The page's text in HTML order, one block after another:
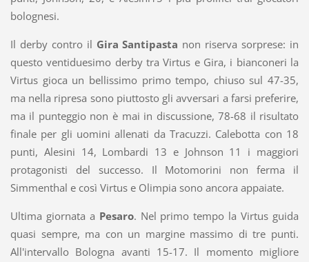
bolognesi.
Il derby contro il Gira Santipasta non riserva sorprese: in
questo ventiduesimo derby tra Virtus e Gira, i bianconeri la
Virtus gioca un bellissimo primo tempo, chiuso sul 47-35,
ma nella ripresa sono piuttosto gli avversari a farsi preferire,
ma il punteggio non è mai in discussione, 78-68 il risultato
finale per gli uomini allenati da Tracuzzi. Calebotta con 18
punti, Alesini 14, Lombardi 13 e Johnson 11 i maggiori
protagonisti del successo. Il Motomorini non ferma il
Simmenthal e così Virtus e Olimpia sono ancora appaiate.
Ultima giornata a Pesaro. Nel primo tempo la Virtus guida
quasi sempre, ma con un margine massimo di tre punti.
All'intervallo Bologna avanti 15-17. Il momento migliore